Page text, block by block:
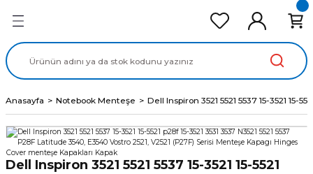
Ekran Panel
Data Kablo
Anasayfa Notebook Menteşe Dell Inspiron 3521 5521 5537 15-3521 15-
Dell Inspiron 3521 5521 5537 15-3521 15-5521